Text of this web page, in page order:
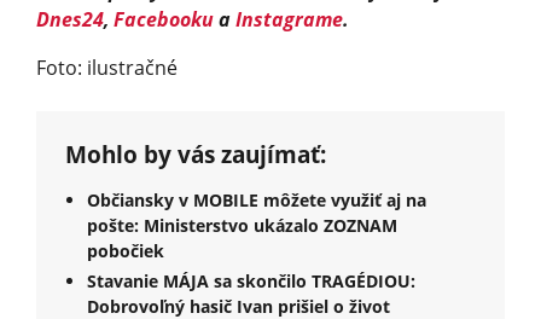
Dnes24, FacebookuaInstagrame.
Foto: ilustračné
Mohlo by vás zaujímať:
Občiansky v MOBILE môžete využiť aj na
pošte: Ministerstvo ukázalo ZOZNAM
pobočiek
Stavanie MÁJA sa skončilo TRAGÉDIOU:
Dobrovoľný hasič Ivan prišiel o život